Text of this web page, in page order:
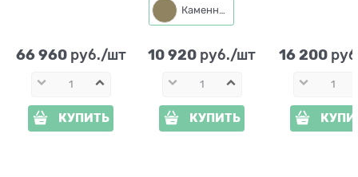
66 960 руб./шт
КУПИТЬ
камень, высота 60
см Хитсад
Каменный
10 920 руб./шт
КУПИТЬ
16 200